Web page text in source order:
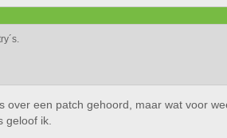
een patch gehoord, maar wat voor
geloof ik.